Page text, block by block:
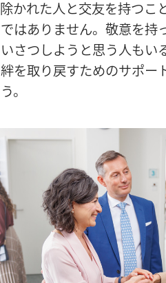
除かれた人と交友を持つこ
はありません。 敬意を持
さつしようと思う人もい
絆を取り戻すためのサポー
。